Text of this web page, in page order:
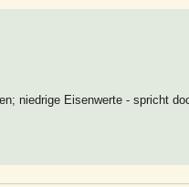
niedrige Eisenwerte - spricht